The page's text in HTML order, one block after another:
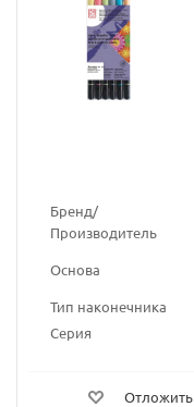
Бренд/
Производитель
Основа
Тип наконечника
Серия
Отложить